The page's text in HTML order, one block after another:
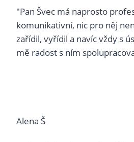
"Pan Švec má naprosto
komunikativní, nic pro něj
zařídil, vyřídil a navíc vždy s
mě radost s ním
Alena Š